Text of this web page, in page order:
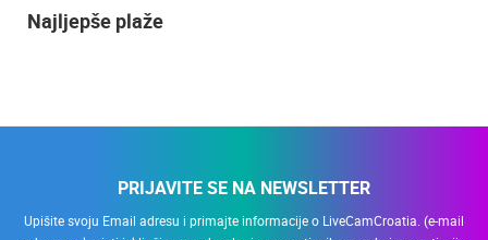
Najljepše plaže
PRIJAVITE SE NA NEWSLETTER
Upišite svoju Email adresu i primajte informacije o LiveCamCroatia. (e-mail